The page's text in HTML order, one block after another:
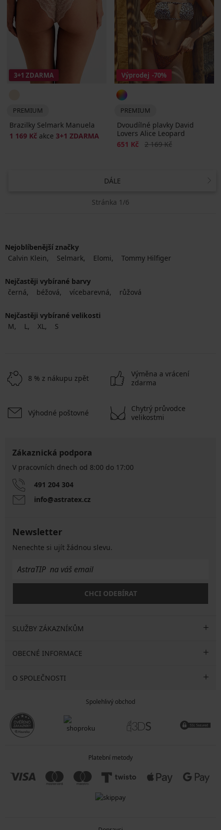
3+1 ZDARMA
PREMIUM
Brazilky Selmark Manuela
1 169 Kč akce 3+1 ZDARMA
Výprodej -70%
PREMIUM
Dvoudílné plavky David
Lovers Alice Leopard
Sleva
651 Kč Původní cena
2 169 Kč
DÁLE
Stránka 1/6
Nejoblíbenější značky
Calvin Klein
Selmark Elomi Tommy Hilfiger
Nejčastěji vybírané barvy
černá
béžová vícebarevná růžová
Nejčastěji vybírané velikosti
M
L XL S
8 % z nákupu zpět
Výměna a vrácení
zdarma
Výhodné poštovné
Chytrý průvodce
velikostmi
Zákaznická podpora
V pracovních dnech od 8:00 do 17:00
491 204 304
info@astratex.cz
Newsletter
Nenechte si ujít žádnou slevu.
CHCI ODEBÍRAT
SLUŽBY ZÁKAZNÍKŮM
OBECNÉ INFORMACE
O SPOLEČNOSTI
Spolehlivý obchod
Platební metody